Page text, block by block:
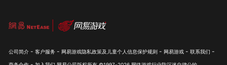
公司简介 - 客户服务 - 网易游戏隐私政策及儿童个人信息保护规则 - 网易游戏 - 联系我们 -